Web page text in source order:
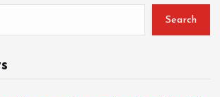
Search